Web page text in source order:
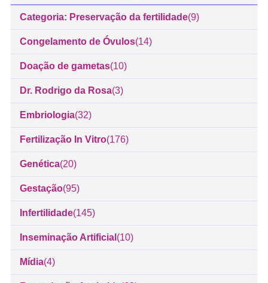
Categoria: Preservação da fertilidade(9)
Congelamento de Óvulos(14)
Doação de gametas(10)
Dr. Rodrigo da Rosa(3)
Embriologia(32)
Fertilização In Vitro(176)
Genética(20)
Gestação(95)
Infertilidade(145)
Inseminação Artificial (10)
Mídia(4)